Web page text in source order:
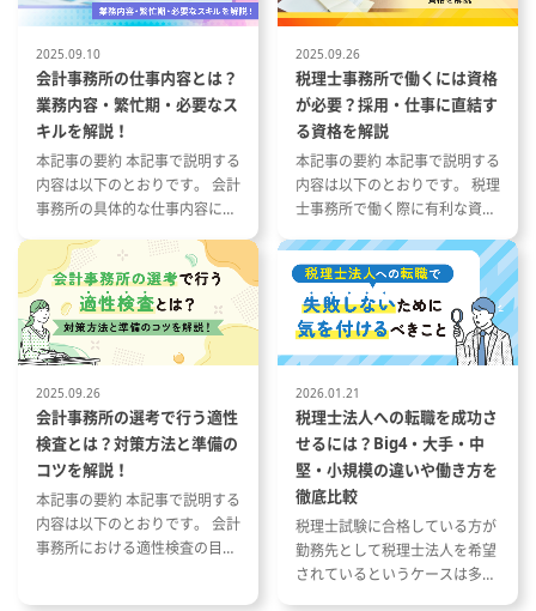
・
2025.09.10
会計事務所の仕事内容とは？
業務内容・繁忙期・必要なス
キルを解説！
本記事の要約 本記事で説明する
内容は以下のとおりです。 会計
事務所の具体的な仕事内容につ
繁忙期について 会計事務所で働
く際に役立つ資格や経験につい
て
2025.09.26
税理士事務所で働くには資格
が必要？採用・仕事に直結す
る資格を解説
本記事の要約 本記事で説明する
内容は以下のとおりです。 税理
士事務所で働く際に有利な資格
内容と資格が与える影響 資格や
スキルを活かした税理士事務所
への転職成功事例
2025.09.26
会計事務所の選考で行う適性
検査とは？対策方法と準備の
コツを解説！
本記事の要約 本記事で説明する
内容は以下のとおりです。 会計
事務所における適性検査の目的
2026.01.21
税理士法人への転職を成功さ
せるには？Big4・大手・中
堅・小規模の違いや働き方を
徹底比較
税理士試験に合格している方が
勤務先として税理士法人を希望
されているというケースは多い